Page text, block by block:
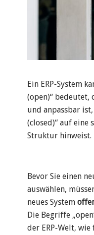
Ein ERP-System
(open)“ bedeutet,
und anpassbar
(closed)“ auf
Struktur hinweist.
Bevor Sie einen
auswählen,
neues System
Die Begriffe
der ERP-Welt,